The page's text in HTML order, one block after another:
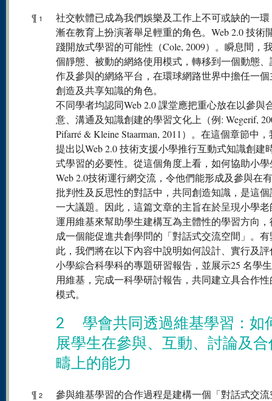
¶ 1
社交軟體已成為我們娛樂及工作上不可或缺的一
漸在教育上扮演著舉足輕重的角色。Web 2.0 技術
踐開放式學習的可能性（Cole, 2009）。瞬息間，
個靜態、被動的網絡使用模式，轉移到一個動態
作及參與的網絡平台，在環球網路世界中擔任一
創造及共享知識的角色。
不同學者均認同Web 2.0 課堂應把重心放在以參與
意、溝通及知識創建的學習文化上（例: Wegerif,
Pifarré & Kleine Staarman, 2011）。在這個章節中
提出以Web 2.0 技術支援小學推行互動式知識創建
式學習的必要性。從這個角度上看，如何協助小
Web 2.0技術運行網交流，令他們能形成及參與在
批判性及反思性的對話中，共同創造知識，是這
一大議題。因此，這篇文章的主旨在於呈現小學
運用維基來幫助學生建構互為主體性的學習方向
成一個能促進共創學問的「對話式交流空間」。有
此，我們將在以下內容中說明如何設計、實行及
小學綜合科學科的專題研習報告，並展示25 名學
用維基，完成一科學研討報告，共同建立具合作
模式。
2 學會共同透過維基學習：如
展學生在參與、互動、討論及
疇上的能力
¶ 2
參與維基學習的合作過程是建構一個「對話式交